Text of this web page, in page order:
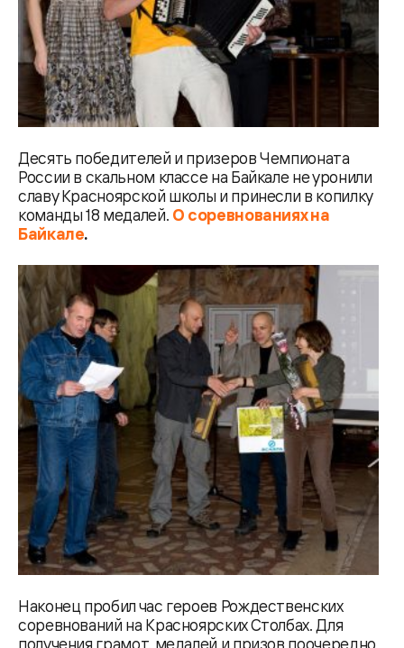
Десять победителей и призеров Чемпионата
России в скальном классе на Байкале не уронили
славу Красноярской школы и принесли в копилку
команды 18 медалей. О соревнованиях на
Байкале.
Наконец пробил час героев Рождественских
соревнований на Красноярских Столбах. Для
получения грамот, медалей и призов поочередно